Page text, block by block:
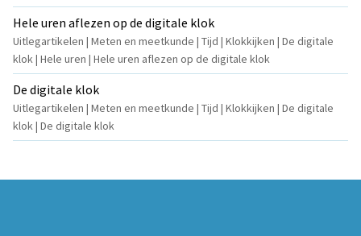
Hele uren aflezen op de digitale klok
Uitlegartikelen | Meten en meetkunde | Tijd | Klokkijken | De digitale
klok | Hele uren | Hele uren aflezen op de digitale klok
De digitale klok
Uitlegartikelen | Meten en meetkunde | Tijd | Klokkijken | De digitale
klok | De digitale klok